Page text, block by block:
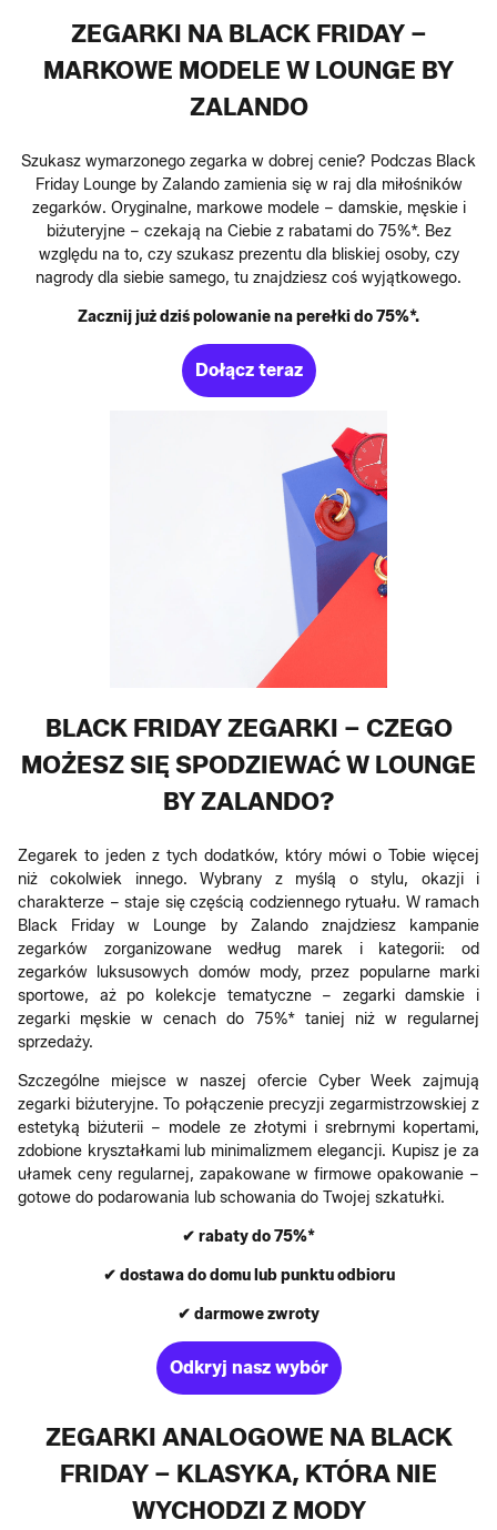
ZEGARKI NA BLACK FRIDAY –
MARKOWE MODELE W LOUNGE BY
ZALANDO
Szukasz wymarzonego zegarka w dobrej cenie? Podczas Black
Friday Lounge by Zalando zamienia się w raj dla miłośników
zegarków. Oryginalne, markowe modele – damskie, męskie i
biżuteryjne – czekają na Ciebie z rabatami do 75%*. Bez
względu na to, czy szukasz prezentu dla bliskiej osoby, czy
nagrody dla siebie samego, tu znajdziesz coś wyjątkowego.
Zacznij już dziś polowanie na perełki do 75%*.
Dołącz teraz
BLACK FRIDAY ZEGARKI – CZEGO
MOŻESZ SIĘ SPODZIEWAĆ W LOUNGE
BY ZALANDO?
Zegarek to jeden z tych dodatków, który mówi o Tobie więcej
niż cokolwiek innego. Wybrany z myślą o stylu, okazji i
charakterze – staje się częścią codziennego rytuału. W ramach
Black Friday w Lounge by Zalando znajdziesz kampanie
zegarków zorganizowane według marek i kategorii: od
zegarków luksusowych domów mody, przez popularne marki
sportowe, aż po kolekcje tematyczne – zegarki damskie i
zegarki męskie w cenach do 75%* taniej niż w regularnej
sprzedaży.
Szczególne miejsce w naszej ofercie Cyber Week zajmują
zegarki biżuteryjne. To połączenie precyzji zegarmistrzowskiej z
estetyką biżuterii – modele ze złotymi i srebrnymi kopertami,
zdobione kryształkami lub minimalizmem elegancji. Kupisz je za
ułamek ceny regularnej, zapakowane w firmowe opakowanie –
gotowe do podarowania lub schowania do Twojej szkatułki.
✔ rabaty do 75%*
✔ dostawa do domu lub punktu odbioru
✔ darmowe zwroty
Odkryj nasz wybór
ZEGARKI ANALOGOWE NA BLACK
FRIDAY – KLASYKA, KTÓRA NIE
WYCHODZI Z MODY